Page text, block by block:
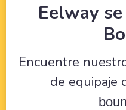
Eelway
Encuentre
de equipaje